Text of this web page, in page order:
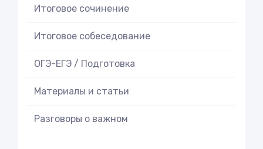
Итоговое cочинение
Итоговое cобеседование
ОГЭ-ЕГЭ / Подготовка
Материалы и статьи
Разговоры о важном